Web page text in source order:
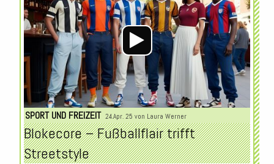
SPORT UND FREIZEIT 24.Apr. 25 von Laura Werner
Blokecore – Fußballflair trifft
Streetstyle